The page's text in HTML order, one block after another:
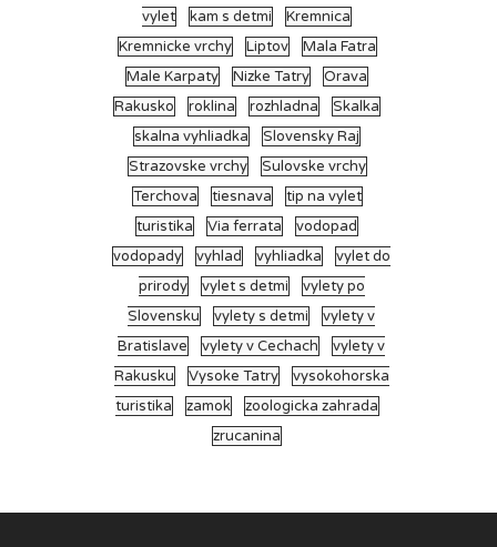
vylet
kam s detmi
Kremnica
Kremnicke vrchy
Liptov
Mala Fatra
Male Karpaty
Nizke Tatry
Orava
Rakusko
roklina rozhladna
Skalka
skalna vyhliadka
Slovensky Raj
Strazovske vrchy
Sulovske vrchy
Terchova
tiesnava
tip na vylet
turistika
Via ferrata
vodopad
vodopady
vyhlad vyhliadka
vylet do
prirody
vylet s detmi
vylety po
Slovensku
vylety s detmi
vylety v
Bratislave
vylety v Cechach
vylety v
Rakusku
Vysoke Tatry
vysokohorska
turistika
zamok
zoologicka zahrada
zrucanina